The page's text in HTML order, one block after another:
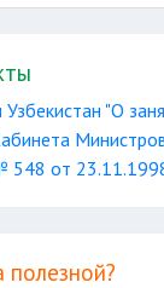
"О
548 от